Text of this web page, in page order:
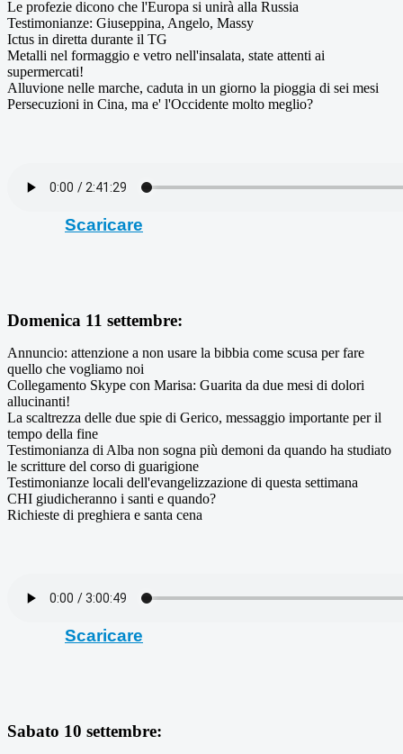
Le profezie dicono che l'Europa si unirà alla Russia
Testimonianze: Giuseppina, Angelo, Massy
Ictus in diretta durante il TG
Metalli nel formaggio e vetro nell'insalata, state attenti ai
supermercati!
Alluvione nelle marche, caduta in un giorno la pioggia di sei mesi
Persecuzioni in Cina, ma e' l'Occidente molto meglio?
Scaricare
Domenica 11 settembre:
Annuncio: attenzione a non usare la bibbia come scusa per fare
quello che vogliamo noi
Collegamento Skype con Marisa: Guarita da due mesi di dolori
allucinanti!
La scaltrezza delle due spie di Gerico, messaggio importante per il
tempo della fine
Testimonianza di Alba non sogna più demoni da quando ha studiato
le scritture del corso di guarigione
Testimonianze locali dell'evangelizzazione di questa settimana
CHI giudicheranno i santi e quando?
Richieste di preghiera e santa cena
Scaricare
Sabato 10 settembre: